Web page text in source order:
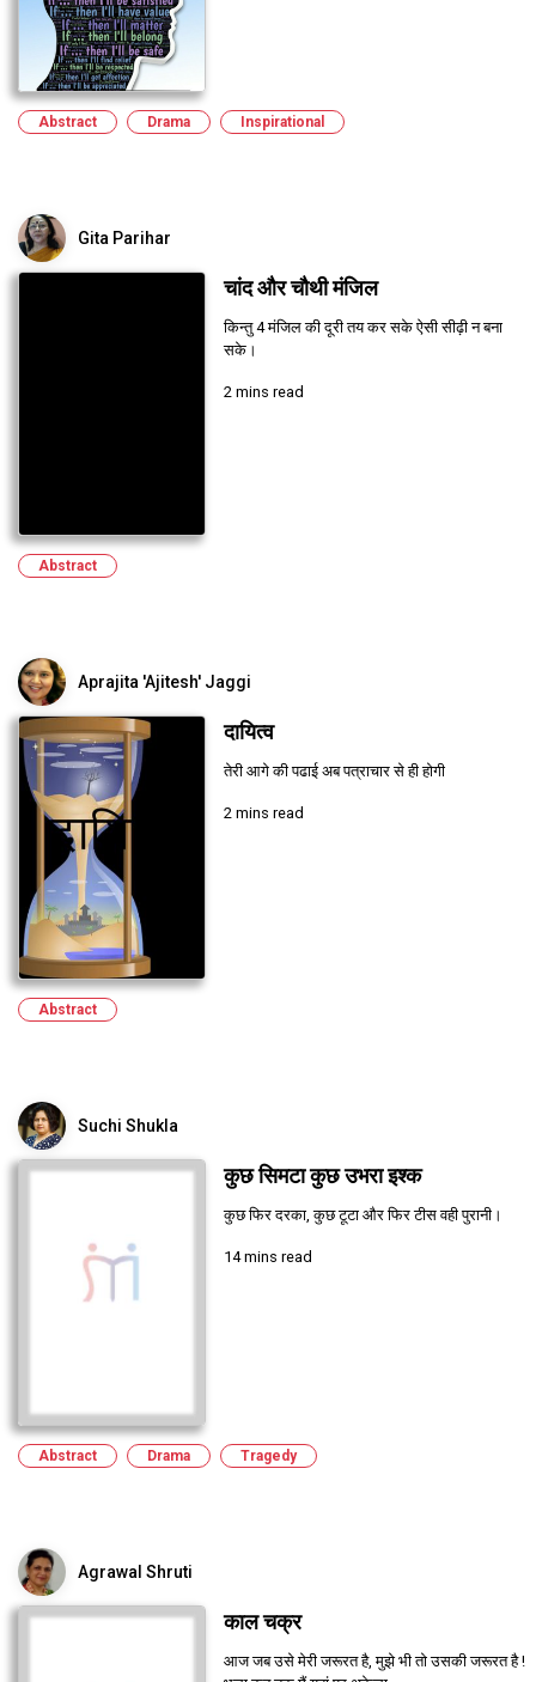
Abstract Drama Inspirational
Gita Parihar
चांद और चौथी मंजिल
किन्तु 4 मंजिल की दूरी तय कर सके ऐसी सीढ़ी न बना
सके।
2 mins read
Abstract
Aprajita 'Ajitesh' Jaggi
दायित्व
तेरी आगे की पढाई अब पत्राचार से ही होगी
2 mins read
Abstract
Suchi Shukla
कुछ सिमटा कुछ उभरा इश्क
कुछ फिर दरका, कुछ टूटा और फिर टीस वही पुरानी।
14 mins read
Abstract Drama Tragedy
Agrawal Shruti
काल चक्र
आज जब उसे मेरी जरूरत है, मुझे भी तो उसकी जरूरत है !